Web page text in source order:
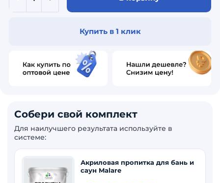
Купить в 1 клик
Собери свой комплект
Акриловая пропитка для бань и
саун Malare
Для наилучшего результата используйте в
системе: